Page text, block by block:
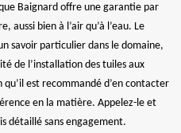
Baignard offre une garantie par
bien à l’air qu’à l’eau. Le
savoir particulier dans le domaine,
de l’installation des tuiles aux
qu’il est recommandé d’en contacter
en la matière. Appelez-le et
détaillé sans engagement.